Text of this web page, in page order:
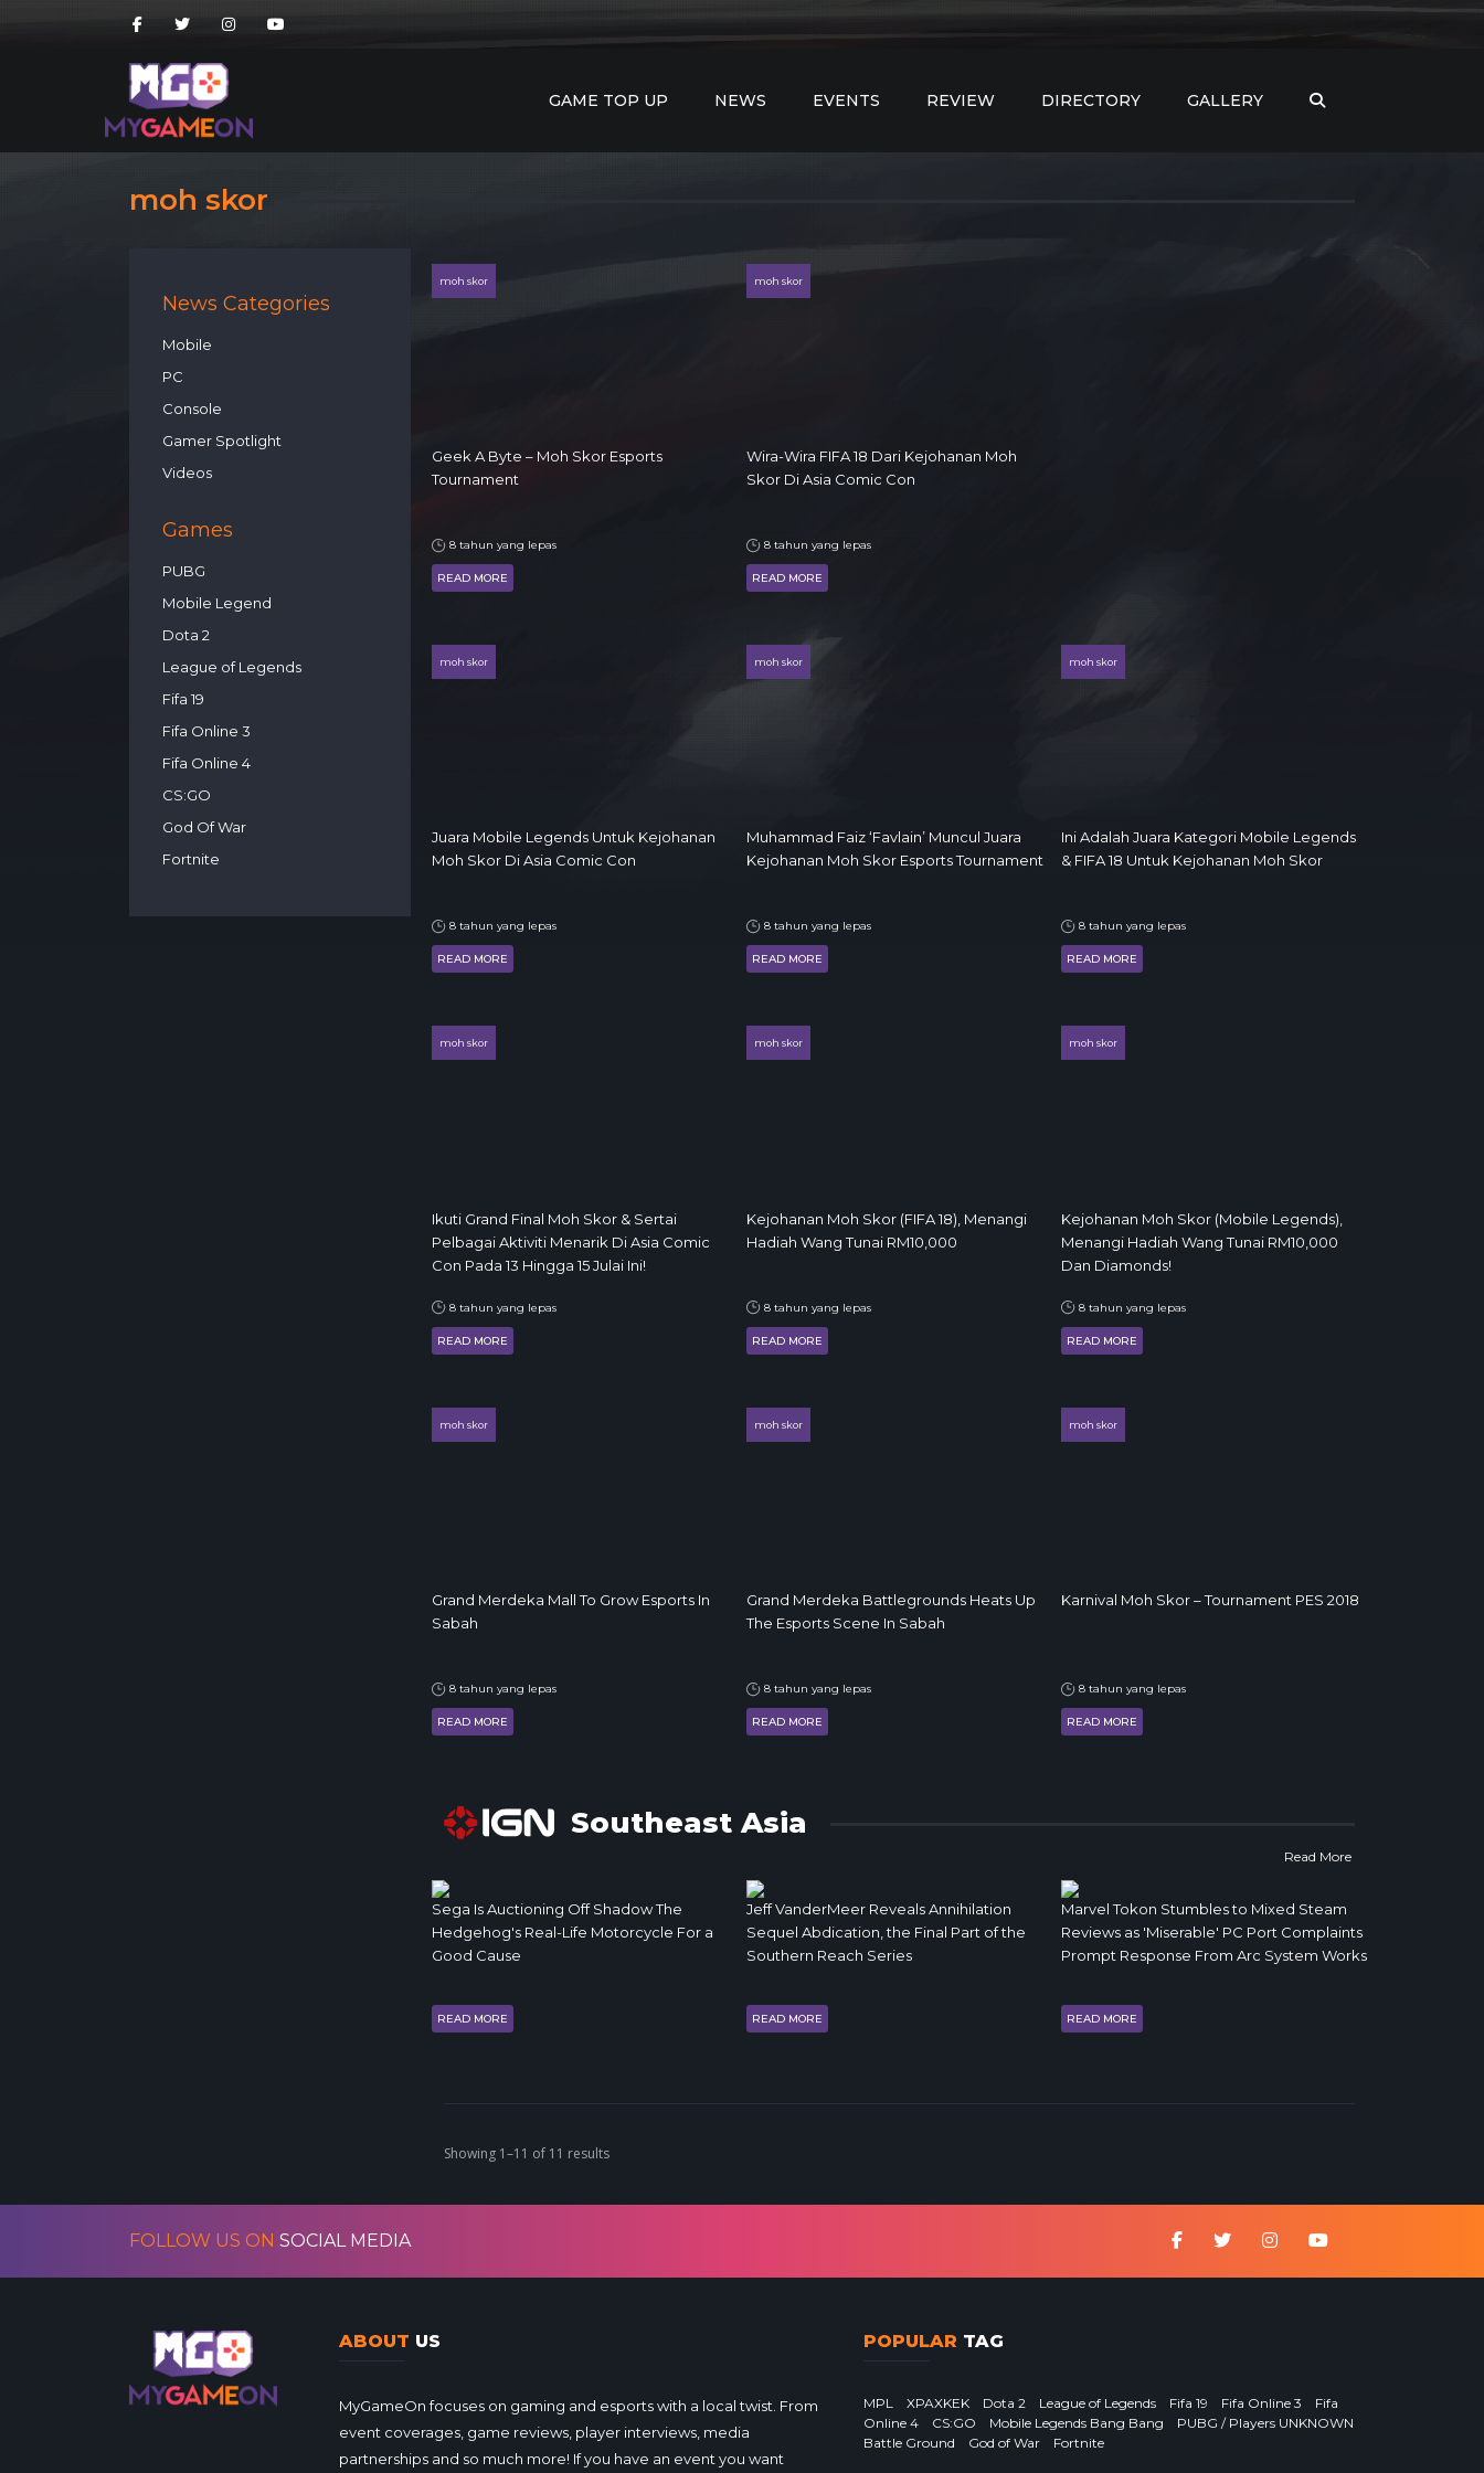
GAME TOP UP NEWS EVENTS REVIEW DIRECTORY GALLERY
moh skor
News Categories
Mobile
PC
Console
Gamer Spotlight
Videos
Games
PUBG
Mobile Legend
Dota 2
League of Legends
Fifa 19
Fifa Online 3
Fifa Online 4
CS:GO
God Of War
Fortnite
moh skor
Geek A Byte – Moh Skor Esports
Tournament
8 tahun yang lepas
READ MORE
moh skor
Wira-Wira FIFA 18 Dari Kejohanan Moh
Skor Di Asia Comic Con
8 tahun yang lepas
READ MORE
moh skor
Juara Mobile Legends Untuk Kejohanan
Moh Skor Di Asia Comic Con
8 tahun yang lepas
READ MORE
moh skor
Muhammad Faiz ‘Favlain’ Muncul Juara
Kejohanan Moh Skor Esports Tournament
8 tahun yang lepas
READ MORE
moh skor
Ini Adalah Juara Kategori Mobile Legends
& FIFA 18 Untuk Kejohanan Moh Skor
8 tahun yang lepas
READ MORE
moh skor
Ikuti Grand Final Moh Skor & Sertai
Pelbagai Aktiviti Menarik Di Asia Comic
Con Pada 13 Hingga 15 Julai Ini!
8 tahun yang lepas
READ MORE
moh skor
Kejohanan Moh Skor (FIFA 18), Menangi
Hadiah Wang Tunai RM10,000
8 tahun yang lepas
READ MORE
moh skor
Kejohanan Moh Skor (Mobile Legends),
Menangi Hadiah Wang Tunai RM10,000
Dan Diamonds!
8 tahun yang lepas
READ MORE
moh skor
Grand Merdeka Mall To Grow Esports In
Sabah
8 tahun yang lepas
READ MORE
moh skor
Grand Merdeka Battlegrounds Heats Up
The Esports Scene In Sabah
8 tahun yang lepas
READ MORE
moh skor
Karnival Moh Skor – Tournament PES 2018
8 tahun yang lepas
READ MORE
Southeast Asia
Read More
Sega Is Auctioning Off Shadow The
Hedgehog's Real-Life Motorcycle For a
Good Cause
READ MORE
Jeff VanderMeer Reveals Annihilation
Sequel Abdication, the Final Part of the
Southern Reach Series
READ MORE
Marvel Tokon Stumbles to Mixed Steam
Reviews as 'Miserable' PC Port Complaints
Prompt Response From Arc System Works
READ MORE
Showing 1–11 of 11 results
FOLLOW US ON SOCIAL MEDIA
ABOUT US
MyGameOn focuses on gaming and esports with a local twist. From
event coverages, game reviews, player interviews, media
partnerships and so much more! If you have an event you want
POPULAR TAG
MPL XPAXKEK Dota 2 League of Legends Fifa 19 Fifa Online 3
Fifa
Online 4
CS:GO Mobile Legends Bang Bang
PUBG / Players UNKNOWN
Battle Ground
God of War Fortnite